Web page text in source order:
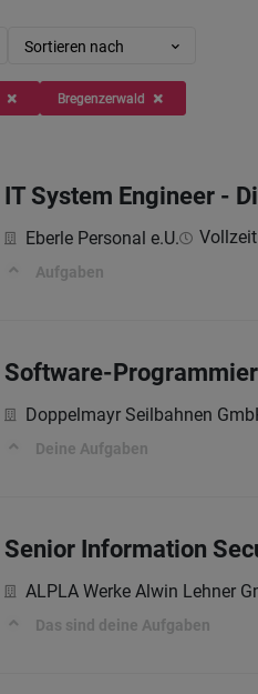
Sortieren nach
Bregenzerwald
IT System Engineer -
Eberle Personal e.U.
Aufgaben
Software-
Doppelmayr Seilbahnen
Deine Aufgaben
Senior Information
ALPLA Werke Alwin Lehner
Das sind deine Aufgaben